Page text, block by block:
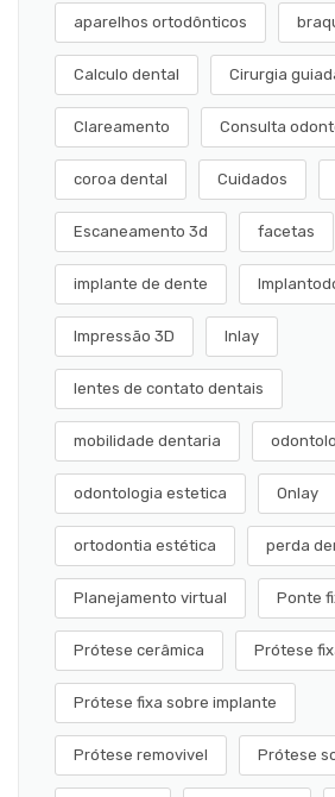
aparelhos ortodônticos
Calculo dental Cirurgia
Clareamento Consulta
coroa dental Cuidados
Escaneamento 3d facetas
implante de dente
Impressão 3D Inlay
lentes de contato dentais
mobilidade dentaria
odontologia estetica Onlay
ortodontia estética perda
Planejamento virtual Ponte
Prótese cerâmica Prótese
Prótese fixa sobre implante
Prótese removivel Prótese